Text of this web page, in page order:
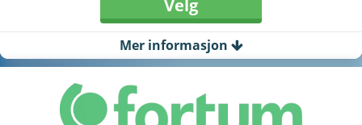
Velg
Mer informasjon